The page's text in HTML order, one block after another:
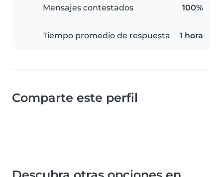
Mensajes contestados 100%
Tiempo promedio de respuesta 1 hora
Comparte este perfil